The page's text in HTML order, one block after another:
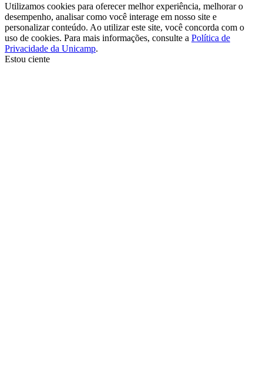
Utilizamos cookies para oferecer melhor experiência, melhorar o
desempenho, analisar como você interage em nosso site e
personalizar conteúdo. Ao utilizar este site, você concorda com o
uso de cookies. Para mais informações, consulte a Política de
Privacidade da Unicamp.
Estou ciente